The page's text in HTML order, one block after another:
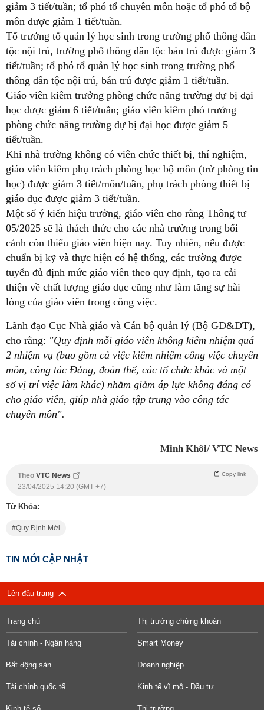
giảm 3 tiết/tuần; tổ phó tổ chuyên môn hoặc tổ phó tổ bộ
môn được giảm 1 tiết/tuần.
Tổ trưởng tổ quản lý học sinh trong trường phổ thông dân
tộc nội trú, trường phổ thông dân tộc bán trú được giảm 3
tiết/tuần; tổ phó tổ quản lý học sinh trong trường phổ
thông dân tộc nội trú, bán trú được giảm 1 tiết/tuần.
Giáo viên kiêm trưởng phòng chức năng trường dự bị đại
học được giảm 6 tiết/tuần; giáo viên kiêm phó trưởng
phòng chức năng trường dự bị đại học được giảm 5
tiết/tuần.
Khi nhà trường không có viên chức thiết bị, thí nghiệm,
giáo viên kiêm phụ trách phòng học bộ môn (trừ phòng tin
học) được giảm 3 tiết/môn/tuần, phụ trách phòng thiết bị
giáo dục được giảm 3 tiết/tuần.
Một số ý kiến hiệu trưởng, giáo viên cho rằng Thông tư
05/2025 sẽ là thách thức cho các nhà trường trong bối
cảnh còn thiếu giáo viên hiện nay. Tuy nhiên, nếu được
chuẩn bị kỹ và thực hiện có hệ thống, các trường được
tuyển đủ định mức giáo viên theo quy định, tạo ra cải
thiện về chất lượng giáo dục cũng như làm tăng sự hài
lòng của giáo viên trong công việc.
Lãnh đạo Cục Nhà giáo và Cán bộ quản lý (Bộ GD&ĐT),
cho rằng: "Quy định mỗi giáo viên không kiêm nhiệm quá
2 nhiệm vụ (bao gồm cả việc kiêm nhiệm công việc chuyên
môn, công tác Đảng, đoàn thể, các tổ chức khác và một
số vị trí việc làm khác) nhằm giảm áp lực không đáng có
cho giáo viên, giúp nhà giáo tập trung vào công tác
chuyên môn".
Minh Khôi/ VTC News
Theo VTC News Copy link
23/04/2025 14:20 (GMT +7)
Từ Khóa:
Quy Định Mới
TIN MỚI CẬP NHẬT
Lên đầu trang
Trang chủ Thị trường chứng khoán
Tài chính - Ngân hàng Smart Money
Bất động sản Doanh nghiệp
Tài chính quốc tế Kinh tế vĩ mô - Đầu tư